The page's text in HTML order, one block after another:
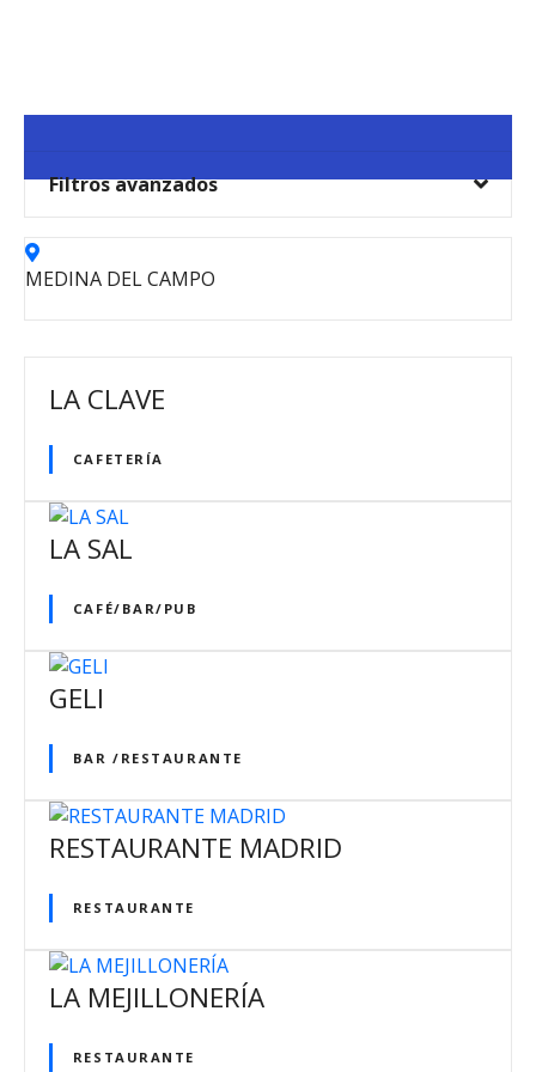
Filtros avanzados
MEDINA DEL CAMPO
LA CLAVE
CAFETERÍA
LA SAL
CAFÉ/BAR/PUB
GELI
BAR /RESTAURANTE
RESTAURANTE MADRID
RESTAURANTE
LA MEJILLONERÍA
RESTAURANTE